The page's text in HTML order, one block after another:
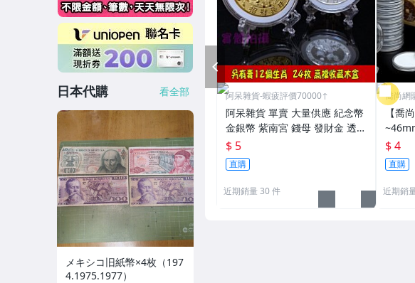
阿呆雜貨-蝦疲評價70000↑
阿呆雜貨 單賣 大量供應 紀念幣
金銀幣 紫南宮 錢母 發財金 透明
殼 保護殼 40mm 專用 比特幣
壓克力透明圓盒硬幣盒收藏盒
平 40 36 30 278
$ 5
直購
近期銷量 30 件
喬尚網
【喬
幣盒
護殼
$ 4
直購
近期銷
PREV
日本代購 看全部
メキシコ旧紙幣×4枚（197
4.1975.1977）